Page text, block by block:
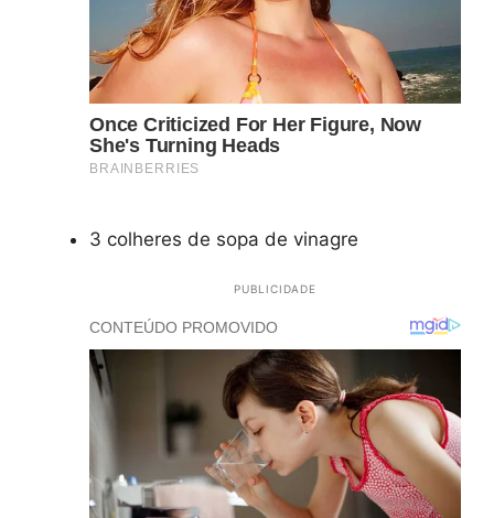
3 colheres de sopa de vinagre
PUBLICIDADE